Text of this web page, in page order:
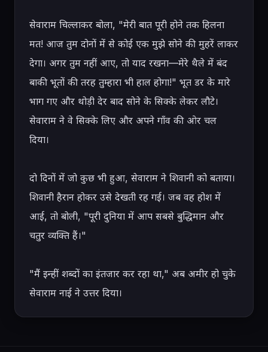
सेवाराम चिल्लाकर बोला, "मेरी बात पूरी होने तक हिलना
मत! आज तुम दोनों में से कोई एक मुझे सोने की मुहरें लाकर
देगा। अगर तुम नहीं आए, तो याद रखना—मेरे थैले में बंद
बाकी भूतों की तरह तुम्हारा भी हाल होगा!" भूत डर के मारे
भाग गए और थोड़ी देर बाद सोने के सिक्के लेकर लौटे।
सेवाराम ने वे सिक्के लिए और अपने गाँव की ओर चल
दिया।
दो दिनों में जो कुछ भी हुआ, सेवाराम ने शिवानी को बताया।
शिवानी हैरान होकर उसे देखती रह गई। जब वह होश में
आई, तो बोली, "पूरी दुनिया में आप सबसे बुद्धिमान और
चतुर व्यक्ति हैं।"
"मैं इन्हीं शब्दों का इंतजार कर रहा था," अब अमीर हो चुके
सेवाराम नाई ने उत्तर दिया।